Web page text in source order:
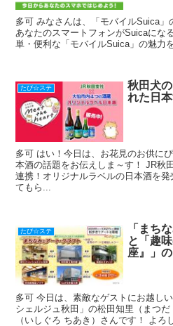
多可 みなさんは、「モバイルSuica」
あなたのスマートフォンがSuicaにな
単・便利な「モバイルSuica」の魅力
たび☆ステ
秋田犬
れた日
多可 はい！今日は、お花見のお供に
本酒の話題をお伝えしま～す！ JR秋
連携！オリジナルラベルの日本酒を
てもら...
たび☆ステ
「まち
と「趣
座』」
多可 今日は、素敵なゲストにお越し
シェルジュ秋田」の松田知里（まつ
（いしぐろ ちあき）さんです！ よろ